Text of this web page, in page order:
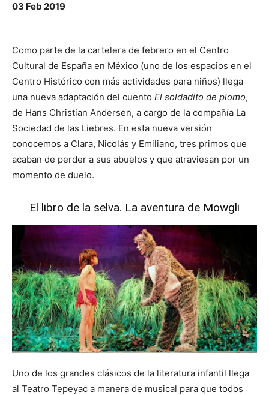
03 Feb 2019
Como parte de la cartelera de febrero en el Centro
Cultural de España en México (uno de los espacios en el
Centro Histórico con más actividades para niños) llega
una nueva adaptación del cuento El soldadito de plomo,
de Hans Christian Andersen, a cargo de la compañía La
Sociedad de las Liebres. En esta nueva versión
conocemos a Clara, Nicolás y Emiliano, tres primos que
acaban de perder a sus abuelos y que atraviesan por un
momento de duelo.
El libro de la selva. La aventura de Mowgli
Uno de los grandes clásicos de la literatura infantil llega
al Teatro Tepeyac a manera de musical para que todos